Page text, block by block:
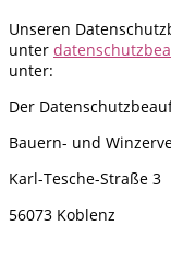
Unseren
unter
unter:
Der
Bauern- und
Karl-Tesche-Straße 3
56073 Koblenz